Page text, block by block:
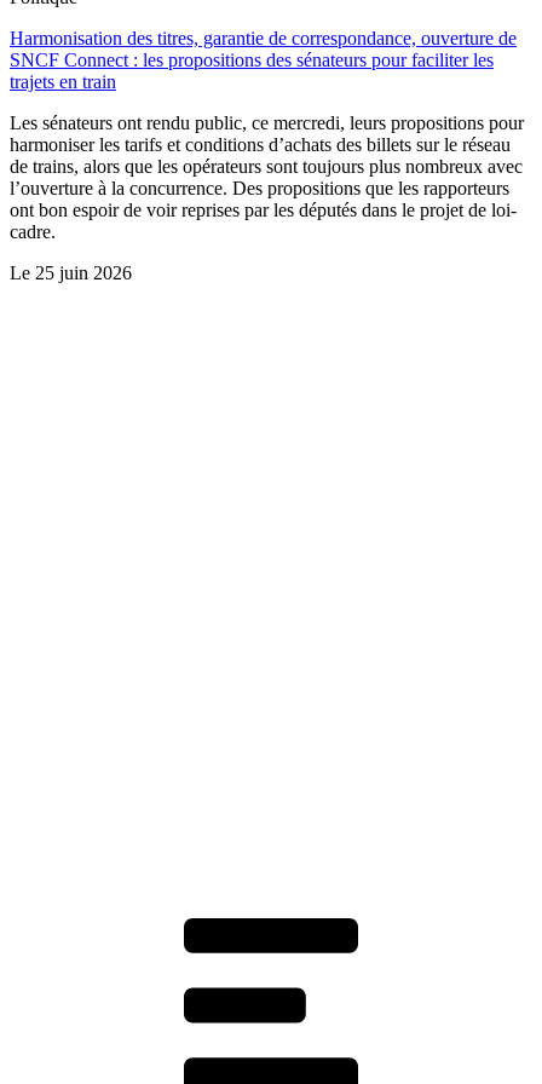
Harmonisation des titres, garantie de correspondance, ouverture de
SNCF Connect : les propositions des sénateurs pour faciliter les
trajets en train
Les sénateurs ont rendu public, ce mercredi, leurs propositions pour
harmoniser les tarifs et conditions d’achats des billets sur le réseau
de trains, alors que les opérateurs sont toujours plus nombreux avec
l’ouverture à la concurrence. Des propositions que les rapporteurs
ont bon espoir de voir reprises par les députés dans le projet de loi-
cadre.
Le 25 juin 2026